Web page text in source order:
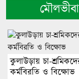
কুলাউড়ায় চা-
কর্মবিরতি ও বিক্ষোভ